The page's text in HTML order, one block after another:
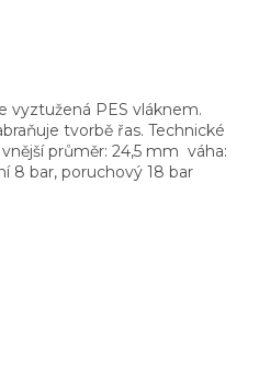
vyztužená PES vláknem.
tvorbě řas. Technické
průměr: 24,5 mm váha:
8 bar, poruchový 18 bar